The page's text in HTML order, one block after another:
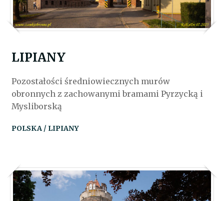
LIPIANY
Pozostałości średniowiecznych murów
obronnych z zachowanymi bramami Pyrzycką i
Mysliborską
POLSKA / LIPIANY